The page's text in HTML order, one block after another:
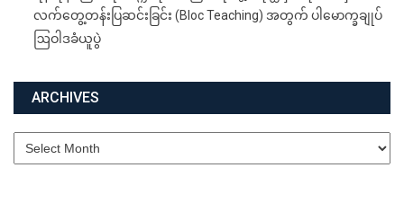
လက်တွေ့တန်းပြဆင်းခြင်း (Bloc Teaching) အတွက် ပါမောက္ခချုပ်
ဩဝါဒခံယူပွဲ
ARCHIVES
Archives